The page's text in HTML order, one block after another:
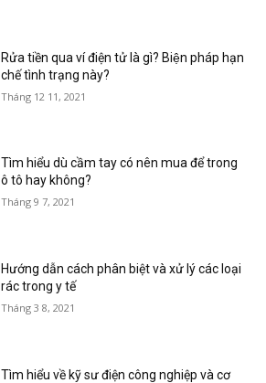
Rửa tiền qua ví điện tử là gì? Biện pháp hạn
chế tình trạng này?
Tháng 12 11, 2021
Tìm hiểu dù cầm tay có nên mua để trong
ô tô hay không?
Tháng 9 7, 2021
Hướng dẫn cách phân biệt và xử lý các loại
rác trong y tế
Tháng 3 8, 2021
Tìm hiểu về kỹ sư điện công nghiệp và cơ